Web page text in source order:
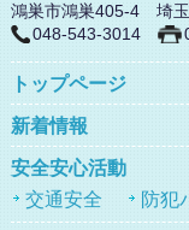
鴻巣市鴻巣405-4 埼玉
048-543-3014
トップページ
新着情報
安全安心活動
交通安全
防犯